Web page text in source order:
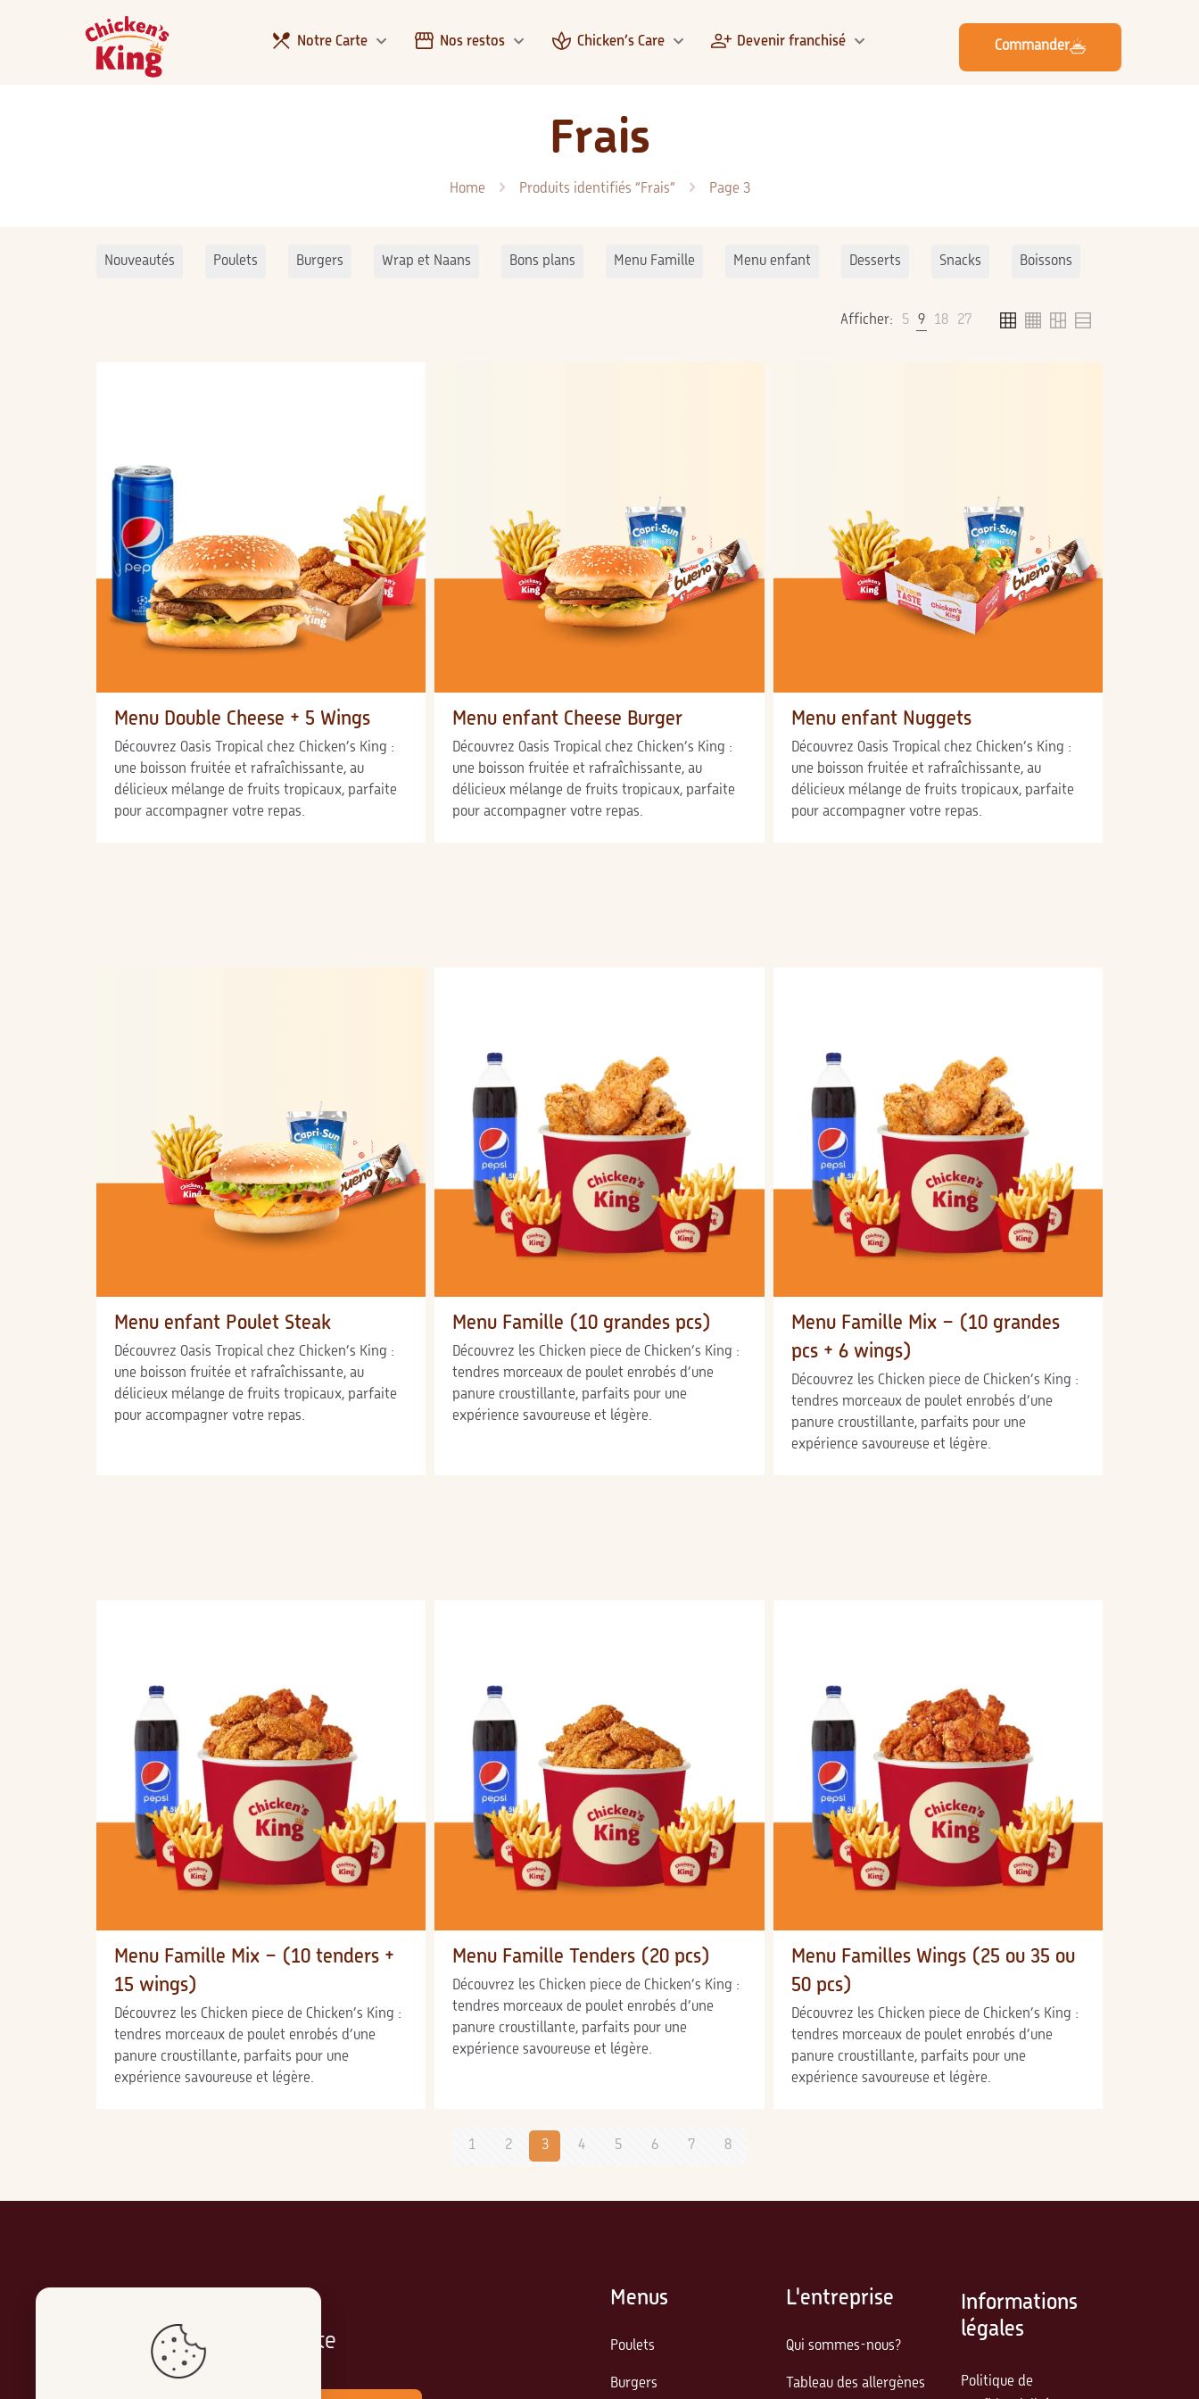
Notre Carte Nos restos Chicken’s Care Devenir franchisé Commander
Frais
Home Produits identifiés “Frais” Page 3
Nouveautés Poulets Burgers Wrap et Naans Bons plans Menu Famille Menu enfant Desserts Snacks Boissons
Afficher: 5 9 18 27
Menu Double Cheese + 5 Wings
Découvrez Oasis Tropical chez Chicken’s King :
une boisson fruitée et rafraîchissante, au
délicieux mélange de fruits tropicaux, parfaite
pour accompagner votre repas.
Menu enfant Cheese Burger
Découvrez Oasis Tropical chez Chicken’s King :
une boisson fruitée et rafraîchissante, au
délicieux mélange de fruits tropicaux, parfaite
pour accompagner votre repas.
Menu enfant Nuggets
Découvrez Oasis Tropical chez Chicken’s King :
une boisson fruitée et rafraîchissante, au
délicieux mélange de fruits tropicaux, parfaite
pour accompagner votre repas.
Menu enfant Poulet Steak
Découvrez Oasis Tropical chez Chicken’s King :
une boisson fruitée et rafraîchissante, au
délicieux mélange de fruits tropicaux, parfaite
pour accompagner votre repas.
Menu Famille (10 grandes pcs)
Découvrez les Chicken piece de Chicken’s King :
tendres morceaux de poulet enrobés d’une
panure croustillante, parfaits pour une
expérience savoureuse et légère.
Menu Famille Mix – (10 grandes
pcs + 6 wings)
Découvrez les Chicken piece de Chicken’s King :
tendres morceaux de poulet enrobés d’une
panure croustillante, parfaits pour une
expérience savoureuse et légère.
Menu Famille Mix – (10 tenders +
15 wings)
Découvrez les Chicken piece de Chicken’s King :
tendres morceaux de poulet enrobés d’une
panure croustillante, parfaits pour une
expérience savoureuse et légère.
Menu Famille Tenders (20 pcs)
Découvrez les Chicken piece de Chicken’s King :
tendres morceaux de poulet enrobés d’une
panure croustillante, parfaits pour une
expérience savoureuse et légère.
Menu Familles Wings (25 ou 35 ou
50 pcs)
Découvrez les Chicken piece de Chicken’s King :
tendres morceaux de poulet enrobés d’une
panure croustillante, parfaits pour une
expérience savoureuse et légère.
1 2 3 4 5 6 7 8
The King of Taste
Menus
Poulets
Burgers
L'entreprise
Qui sommes-nous?
Tableau des allergènes
Informations
légales
Politique de